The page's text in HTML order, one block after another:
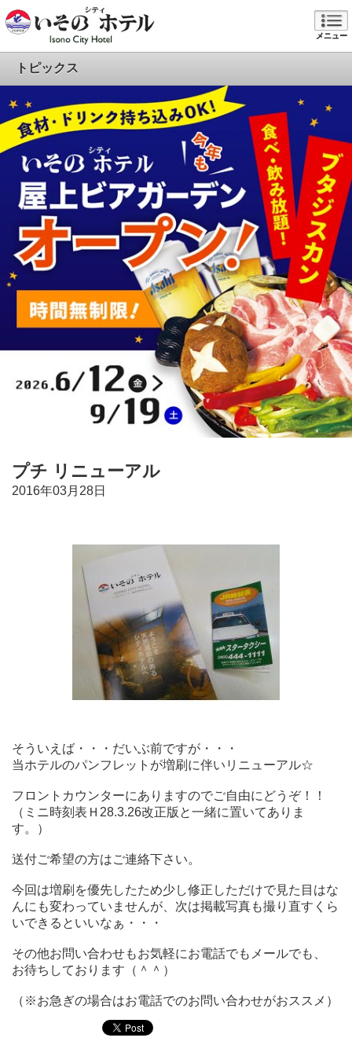
メニュー
トピックス
プチ リニューアル
2016年03月28日
そういえば・・・だいぶ前ですが・・・
当ホテルのパンフレットが増刷に伴いリニューアル☆
フロントカウンターにありますのでご自由にどうぞ！！
（ミニ時刻表Ｈ28.3.26改正版と一緒に置いてありま
す。）
送付ご希望の方はご連絡下さい。
今回は増刷を優先したため少し修正しただけで見た目はな
んにも変わっていませんが、次は掲載写真も撮り直すくら
いできるといいなぁ・・・
その他お問い合わせもお気軽にお電話でもメールでも、
お待ちしております（＾＾）
（※お急ぎの場合はお電話でのお問い合わせがおススメ）